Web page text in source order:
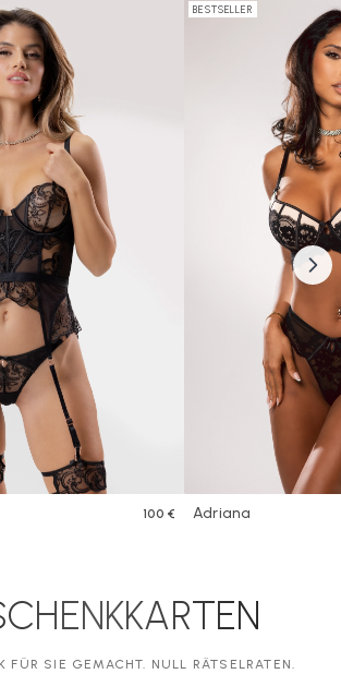
100 €
BESTSELLER
Adriana
JETZT KAUFEN
FÜR SIE GEMACHT. NULL RÄTSELRATEN.